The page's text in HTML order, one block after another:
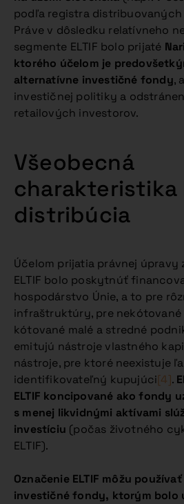
podľa registra distribuovaných
Práve v dôsledku relatívneho
segmente ELTIF bolo prijaté
ktorého účelom je
alternatívne investičné fondy,
investičnej politiky a
retailových investorov.
Všeobecná
charakteristika
distribúcia
Účelom prijatia právnej
ELTIF bolo poskytnúť
hospodárstvo Únie, a to pre
infraštruktúry, pre
kótované malé a stredné
emitujú nástroje vlastného
nástroje, pre ktoré neexistuje
identifikovateľný kupujúci[4].
ELTIF koncipované ako fondy
s menej likvidnými aktívami
investíciu (počas životného
ELTIF).
Označenie ELTIF môžu
investičné fondy, ktorým bolo